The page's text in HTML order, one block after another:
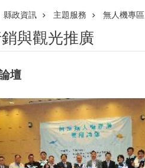
縣政資訊 主題服務 無人機專區
與觀光推廣
壇